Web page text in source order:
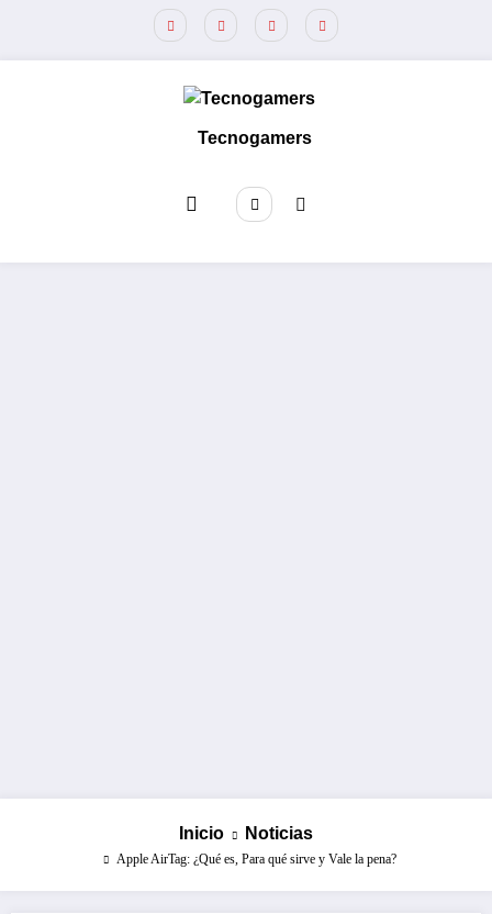
Tecnogamers
Inicio Noticias
Apple AirTag: ¿Qué es, Para qué sirve y Vale la pena?